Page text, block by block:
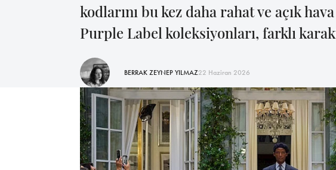
kodlarını bu kez daha rahat ve açık
Purple Label koleksiyonları, farklı
BERRAK ZEYNEP YILMAZ22 Haziran 2026